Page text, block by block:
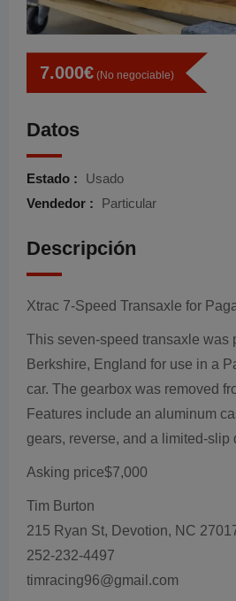
7.000€ (No negociable)
Datos
Estado :
Usado
Vendedor :
Particular
Descripción
Xtrac 7-Speed Transaxle for
This seven-speed transaxle
Berkshire, England for use in a
car. The gearbox was removed
Features include an aluminum
gears, reverse, and a limited-slip
Asking price$7,000
Tim Burton
215 Ryan St, Devotion, NC
252-232-4497
timracing96@gmail.com